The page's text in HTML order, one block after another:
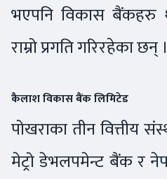
भएपनि विकास
राम्रो प्रगति गरिरहेका छन् ।
कैलाश विकास बैंक लिमिटेड
पोखराका तीन वित्तीय
मेट्रो डेभलपमेन्ट बैंक र